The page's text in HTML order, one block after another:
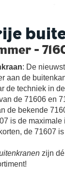
-
: De
aan de
de techniek in
de 71606 en
de bekende
is de maximale
de 71607
zijn